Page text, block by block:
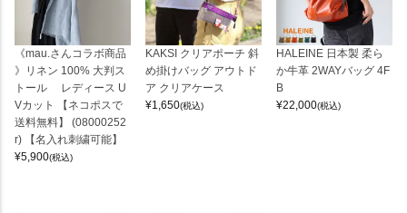
《mau.さんコラボ商品
》リネン 100% 大判ス
トール レディース U
Vカット 【ネコポスで
送料無料】 (08000252
r) 【名入れ刺繍可能】
¥5,900(税込)
KAKSI クリアポーチ 斜
め掛けバッグ アウトド
ア クリアケース
¥1,650(税込)
HALEINE 日本製 柔ら
か牛革 2WAYバッグ 4F
B
¥22,000(税込)